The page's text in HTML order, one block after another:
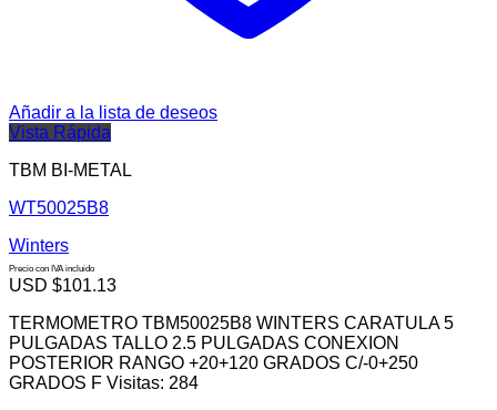
Añadir a la lista de deseos
Vista Rápida
TBM BI-METAL
WT50025B8
Winters
Precio con IVA incluido
USD $101.13
TERMOMETRO TBM50025B8 WINTERS CARATULA 5
PULGADAS TALLO 2.5 PULGADAS CONEXION
POSTERIOR RANGO +20+120 GRADOS C/-0+250
GRADOS F Visitas: 284